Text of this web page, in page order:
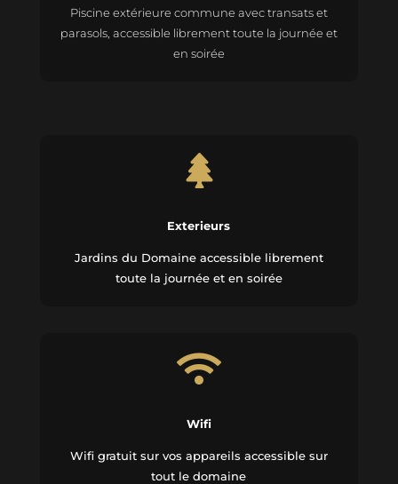
Piscine extérieure commune avec transats et
parasols, accessible librement toute la journée et
en soirée

Exterieurs
Jardins du Domaine accessible librement
toute la journée et en soirée

Wifi
Wifi gratuit sur vos appareils accessible sur
tout le domaine